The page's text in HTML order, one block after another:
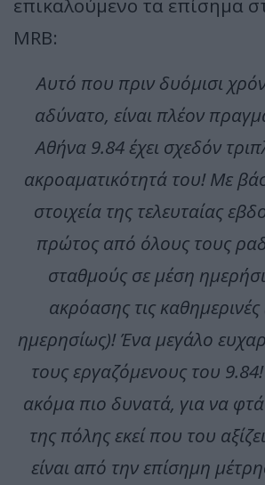
επικαλούμενο τα επίσημα
MRB:
Αυτό που πριν δυόμισι
αδύνατο, είναι πλέον
Αθήνα 9.84 έχει σχεδόν
ακροαματικότητά του!Με
στοιχεία της τελευταίας
πρώτος από όλους τους
σταθμούς σε μέση
ακρόασης τις
ημερησίως)!Ένα μεγάλο
τους εργαζόμενους του 9.84!
ακόμα πιο δυνατά, για να
της πόλης εκεί που του
είναι από την επίσημη